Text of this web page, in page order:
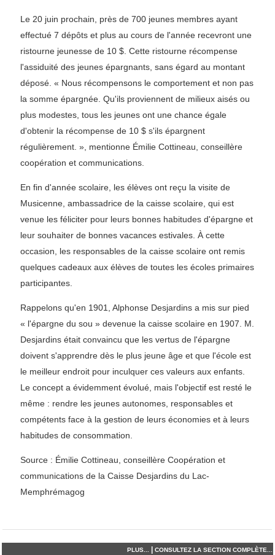
Le 20 juin prochain, près de 700 jeunes membres ayant
effectué 7 dépôts et plus au cours de l'année recevront une
ristourne jeunesse de 10 $. Cette ristourne récompense
l'assiduité des jeunes épargnants, sans égard au montant
déposé. « Nous récompensons le comportement et non pas
la somme épargnée. Qu'ils proviennent de milieux aisés ou
plus modestes, tous les jeunes ont une chance égale
d'obtenir la récompense de 10 $ s'ils épargnent
régulièrement. », mentionne Émilie Cottineau, conseillère
coopération et communications.
En fin d'année scolaire, les élèves ont reçu la visite de
Musicenne, ambassadrice de la caisse scolaire, qui est
venue les féliciter pour leurs bonnes habitudes d'épargne et
leur souhaiter de bonnes vacances estivales. À cette
occasion, les responsables de la caisse scolaire ont remis
quelques cadeaux aux élèves de toutes les écoles primaires
participantes.
Rappelons qu'en 1901, Alphonse Desjardins a mis sur pied
« l'épargne du sou » devenue la caisse scolaire en 1907. M.
Desjardins était convaincu que les vertus de l'épargne
doivent s'apprendre dès le plus jeune âge et que l'école est
le meilleur endroit pour inculquer ces valeurs aux enfants.
Le concept a évidemment évolué, mais l'objectif est resté le
même : rendre les jeunes autonomes, responsables et
compétents face à la gestion de leurs économies et à leurs
habitudes de consommation.
Source : Émilie Cottineau, conseillère Coopération et
communications de la Caisse Desjardins du Lac-
Memphrémagog
PLUS... CONSULTEZ LA SECTION COMPLÈTE...